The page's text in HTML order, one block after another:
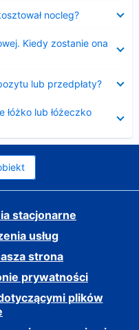
nocleg?
Kiedy zostanie ona
lub przedpłaty?
lub łóżeczko
stacjonarne
usług
strona
prywatności
plików